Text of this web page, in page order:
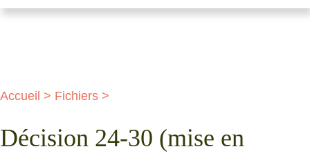
Accueil > Fichiers >
Décision 24-30 (mise en